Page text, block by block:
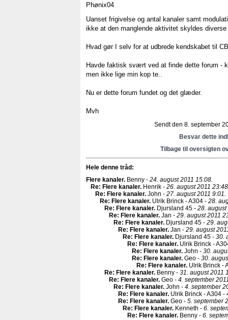
Phønix04
Uanset frigivelse og antal kanaler samt
ikke at den manglende aktivitet skyldes
Hvad gør I selv for at udbrede kendskabet til
Havde faktisk svært ved at finde dette forum -
men ikke lige min kop te..
Nu er dette forum fundet og det glæder.
Mvh
Sendt den 8. september
Besvar dette
Tilbage til oversigten
Hele denne tråd:
Flere kanaler. Benny - 24. august 2011 15:08.
Re: Flere kanaler. Henrik - 26. august 2011
Re: Flere kanaler. John - 27. august 2011 9:01.
Re: Flere kanaler. Ulrik Brinck - A304 - 28.
Re: Flere kanaler. Djursland 45 - 28. august
Re: Flere kanaler. Jan - 29. august 2011
Re: Flere kanaler. Djursland 45 - 29.
Re: Flere kanaler. Jan - 29. august
Re: Flere kanaler. Djursland 45 - 30.
Re: Flere kanaler. Ulrik Brinck -
Re: Flere kanaler. John - 30.
Re: Flere kanaler. Geo - 30.
Re: Flere kanaler. Ulrik Brinck -
Re: Flere kanaler. Benny - 31. august 2011
Re: Flere kanaler. Geo - 4. september
Re: Flere kanaler. John - 4. september
Re: Flere kanaler. Ulrik Brinck - A304 -
Re: Flere kanaler. Geo - 5. september
Re: Flere kanaler. Kenneth - 6.
Re: Flere kanaler. Benny - 6.